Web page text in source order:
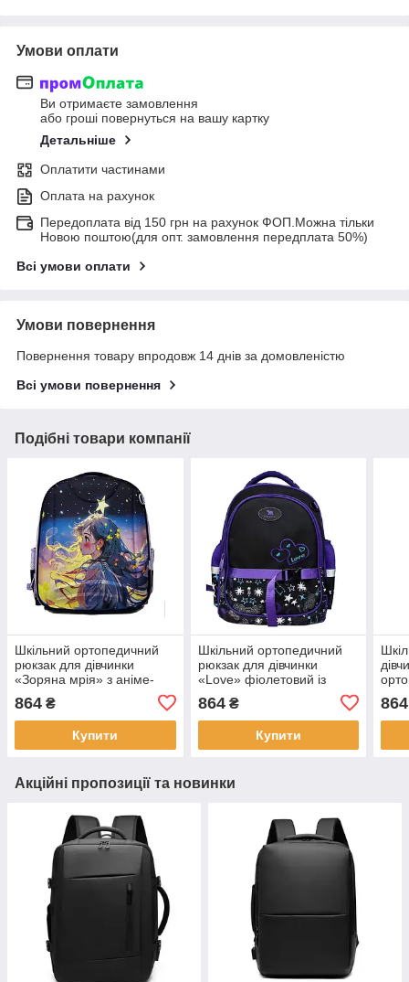
Умови оплати
Ви отримаєте замовлення
або гроші повернуться на вашу картку
Детальніше
Оплатити частинами
Оплата на рахунок
Передоплата від 150 грн на рахунок ФОП.Можна тільки
Новою поштою(для опт. замовлення передплата 50%)
Всі умови оплати
Умови повернення
Повернення товару впродовж 14 днів за домовленістю
Всі умови повернення
Подібні товари компанії
Шкільний ортопедичний
рюкзак для дівчинки
«Зоряна мрія» з аніме-
864 ₴
Купити
Шкільний ортопедичний
рюкзак для дівчинки
«Love» фіолетовий із
світловідбивачі LZ
864₴
Купити
864
Акційні пропозиції та новинки